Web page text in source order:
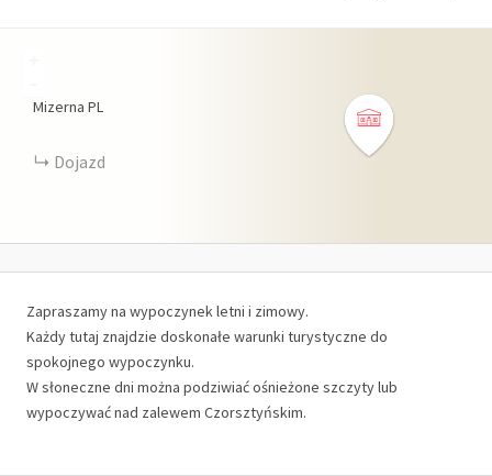
Mizerna PL
Dojazd
Zapraszamy na wypoczynek letni i zimowy.
Każdy tutaj znajdzie doskonałe warunki turystyczne do
spokojnego wypoczynku.
W słoneczne dni można podziwiać ośnieżone szczyty lub
wypoczywać nad zalewem Czorsztyńskim.